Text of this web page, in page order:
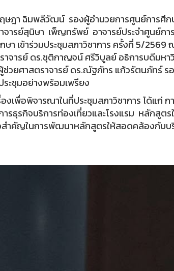
ษฎา ฉิมพลีวัฒน์ รองผู้อำนวยการศูนย์การศึก
ารย์สุนิษา เพ็ญทรัพย์ อาจารย์ประจำศูนย์กา
กษา เข้าร่วมประชุมสภาวิชาการ ครั้งที่ 5/
าจารย์ ดร.ชุติกาญจน์ ศรีวิบูลย์ อธิการบดีมหา
ช่วยศาสตราจารย์ ดร.ณัฐภัทร แก้วรัตนภัทร์ ร
ระชุมอย่างพร้อมเพรียง
งเพื่อพิจารณาในที่ประชุมสภาวิชาการ ได้แก่ ก
ธุรกิจบริการท่องเที่ยวและโรงแรม หลักสูต
ำคัญในการพัฒนาหลักสูตรให้สอดคล้องกับบ